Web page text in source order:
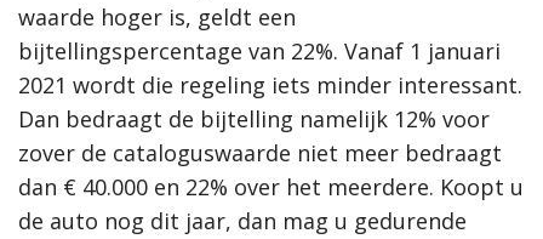
waarde hoger is, geldt een
bijtellingspercentage van 22%. Vanaf 1 januari
2021 wordt die regeling iets minder interessant.
Dan bedraagt de bijtelling namelijk 12% voor
zover de cataloguswaarde niet meer bedraagt
dan € 40.000 en 22% over het meerdere. Koopt u
de auto nog dit jaar, dan mag u gedurende